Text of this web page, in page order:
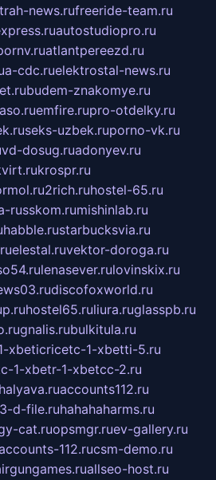
news.rufreeride-team.ru
autostudiopro.ru
atlantpereezd.ru
a-cdc.ruelektrostal-news.ru
budem-znakomye.ru
emfire.rupro-otdelky.ru
seks-uzbek.ruporno-vk.ru
vd-dosug.ruadonyev.ru
krospr.ru
2rich.ruhostel-65.ru
russkom.rumishinlab.ru
habble.rustarbucksvia.ru
elestal.ruvektor-doroga.ru
lenasever.rulovinskix.ru
discofoxworld.ru
hostel65.ruliura.ruglasspb.ru
gnalis.rubulkitula.ru
xbeticricetc-1-xbetti-5.ru
1-xbetr-1-xbetcc-2.ru
accounts112.ru
3-d-file.ruhahahaharms.ru
cat.ruopsmgr.ruev-gallery.ru
112.rucsm-demo.ru
allseo-host.ru